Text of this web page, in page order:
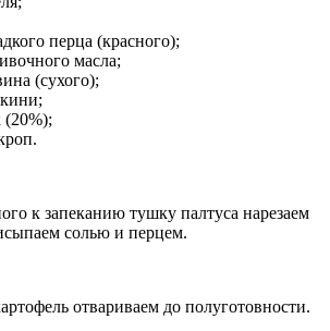
перца (красного);
масла;
(сухого);
(20%);
к запеканию тушку палтуса нарезаем
солью и перцем.
отвариваем до полуготовности.